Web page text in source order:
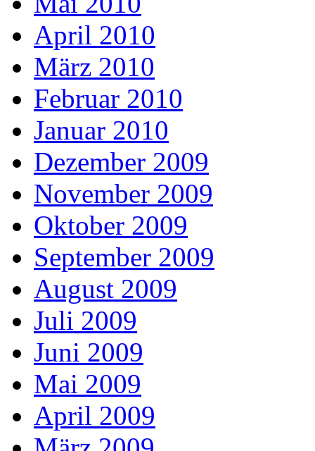
April 2010
März 2010
Februar 2010
Januar 2010
Dezember 2009
November 2009
Oktober 2009
September 2009
August 2009
Juli 2009
Juni 2009
Mai 2009
April 2009